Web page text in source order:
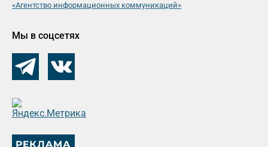
«Агентство информационных коммуникаций»
Мы в соцсетях